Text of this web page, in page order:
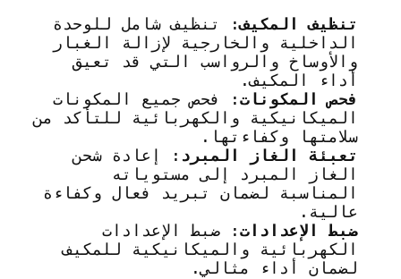
تنظيف المكيف: تنظيف شامل للوحدة
الداخلية والخارجية لإزالة الغبار
والأوساخ والرواسب التي قد تعيق
أداء المكيف.
فحص المكونات: فحص جميع المكونات
الميكانيكية والكهربائية للتأكد من
سلامتها وكفاءتها.
تعبئة الغاز المبرد : إعادة شحن
الغاز المبرد إلى مستوياته
المناسبة لضمان تبريد فعال وكفاءة
عالية.
ضبط الإعدادات: ضبط الإعدادات
الكهربائية والميكانيكية للمكيف
لضمان أداء مثالي.